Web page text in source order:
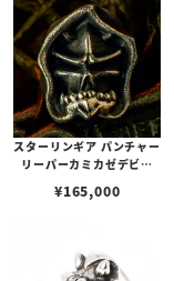
スターリンギア パンチャー
リーパーカミカゼデビル
¥165,000